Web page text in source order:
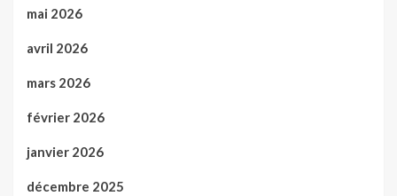
mai 2026
avril 2026
mars 2026
février 2026
janvier 2026
décembre 2025